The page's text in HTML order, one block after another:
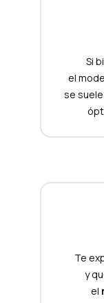
Si
el
se
Te
y
el